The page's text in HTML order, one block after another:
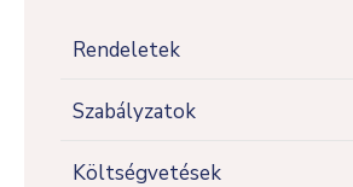
Rendeletek
Szabályzatok
Költségvetések